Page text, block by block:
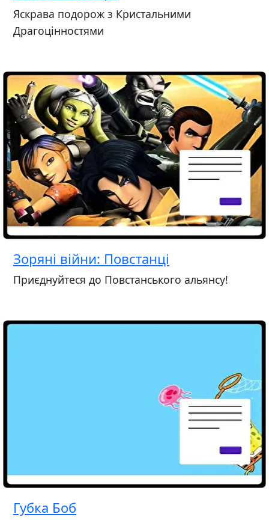
Яскрава подорож з Кристальними
Драгоцінностями
Зоряні війни: Повстанці
Приєднуйтеся до Повстанського альянсу!
Губка Боб